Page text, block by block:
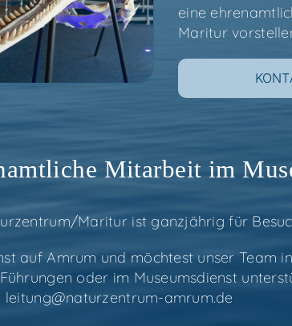
eine
Maritur
Mit­ar­beit im
​Maritur ist ganz­jäh­rig für
auf Amrum und möch­test unser Team
oder im Muse­ums­dienst
leitung@​naturzentrum-​amrum.​de